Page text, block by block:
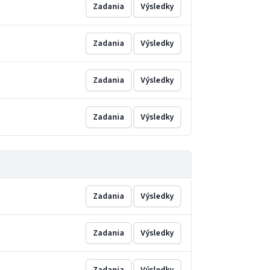
Zadania Výsledky
Zadania Výsledky
Zadania Výsledky
Zadania Výsledky
Zadania Výsledky
Zadania Výsledky